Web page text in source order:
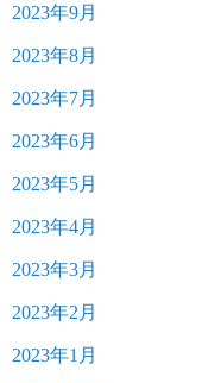
2023年9月
2023年8月
2023年7月
2023年6月
2023年5月
2023年4月
2023年3月
2023年2月
2023年1月